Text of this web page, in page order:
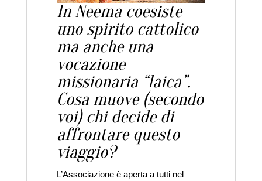
In Neema coesiste
uno spirito cattolico
ma anche una
vocazione
missionaria “laica”.
Cosa muove (secondo
voi) chi decide di
affrontare questo
viaggio?
L’Associazione è aperta a tutti nel